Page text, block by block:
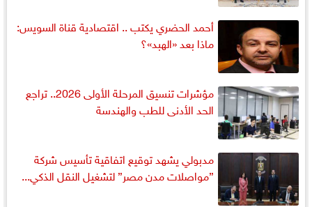
أحمد الحضري يكتب .. اقتصادية قناة السويس:
ماذا بعد «الهبد»؟
مؤشرات تنسيق المرحلة الأولى 2026.. تراجع
الحد الأدنى للطب والهندسة
مدبولي يشهد توقيع اتفاقية تأسيس شركة
”مواصلات مدن مصر” لتشغيل النقل الذكي...